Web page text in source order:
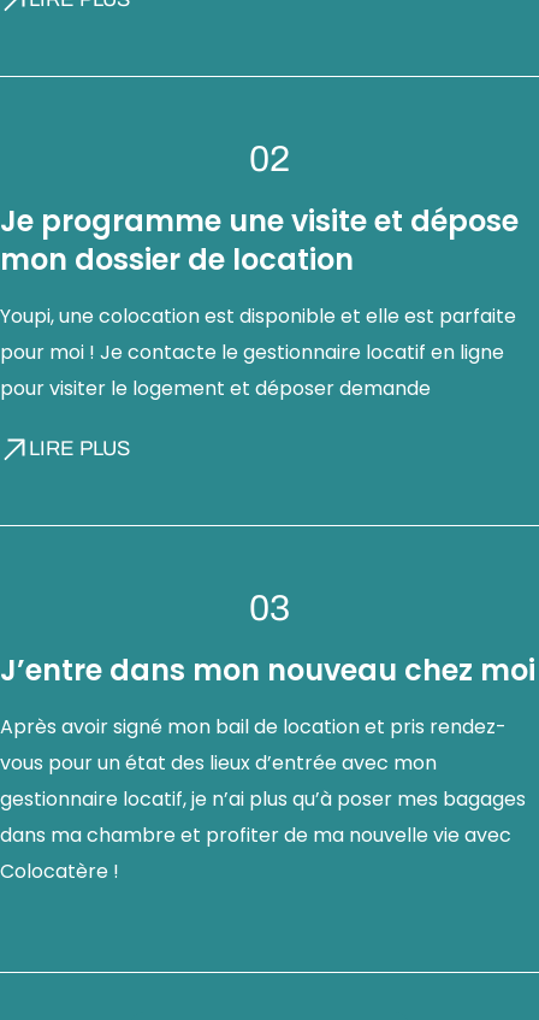
02
Je programme une visite et dépose
mon dossier de location
Youpi, une colocation est disponible et elle est parfaite
pour moi ! Je contacte le gestionnaire locatif en ligne
pour visiter le logement et déposer demande
LIRE PLUS
03
J’entre dans mon nouveau chez moi
Après avoir signé mon bail de location et pris rendez-
vous pour un état des lieux d’entrée avec mon
gestionnaire locatif, je n’ai plus qu’à poser mes bagages
dans ma chambre et profiter de ma nouvelle vie avec
Colocatère !